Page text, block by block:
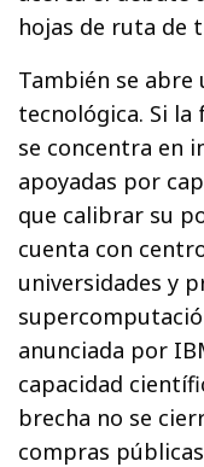
hojas de ruta de
También se abre
tecnológica. Si
se concentra en
apoyadas por
que calibrar su
cuenta con
universidades y
anunciada por
capacidad
brecha no se
compras